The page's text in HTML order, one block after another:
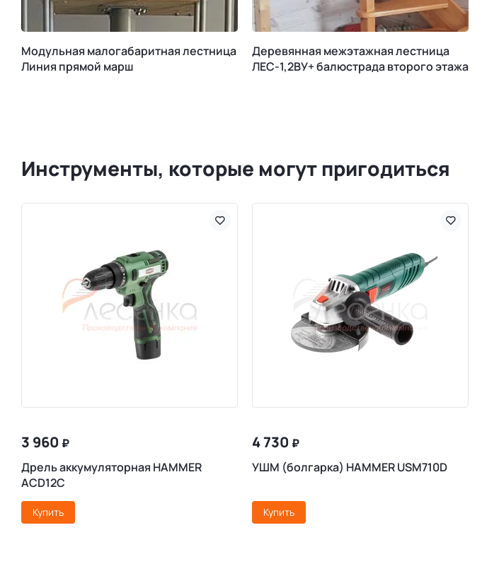
Модульная малогабаритная лестница
Линия прямой марш
Деревянная межэтажная лестница
ЛЕС-1,2ВУ+ балюстрада второго этажа
Инструменты, которые могут пригодиться
3 960 ₽
Дрель аккумуляторная HAMMER
ACD12C
Купить
4 730 ₽
УШМ (болгарка) HAMMER USM710D
Купить